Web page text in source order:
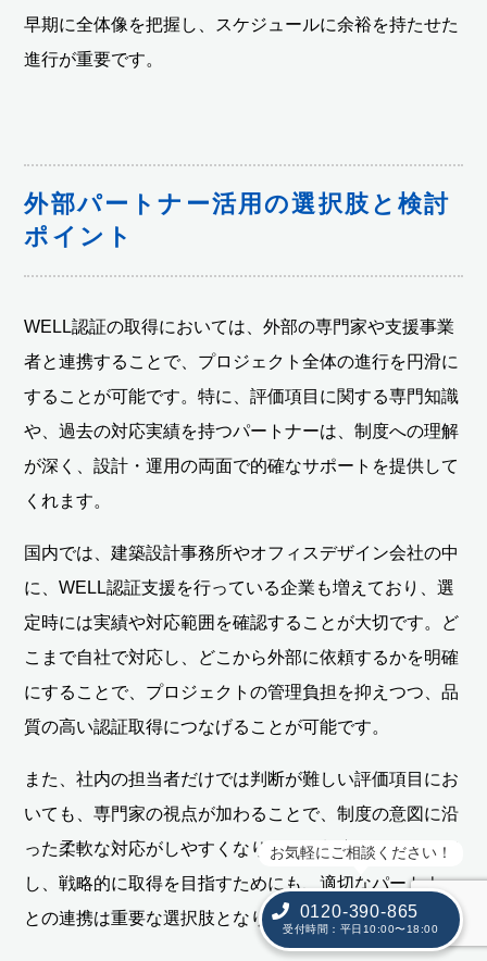
お気軽にご相談ください！
0120-390-865
受付時間：平日10:00〜18:00
早期に全体像を把握し、スケジュールに余裕を持たせた
進行が重要です。
外部パートナー活用の選択肢と検討
ポイント
WELL認証の取得においては、外部の専門家や支援事業
者と連携することで、プロジェクト全体の進行を円滑に
することが可能です。特に、評価項目に関する専門知識
や、過去の対応実績を持つパートナーは、制度への理解
が深く、設計・運用の両面で的確なサポートを提供して
くれます。
国内では、建築設計事務所やオフィスデザイン会社の中
に、WELL認証支援を行っている企業も増えており、選
定時には実績や対応範囲を確認することが大切です。ど
こまで自社で対応し、どこから外部に依頼するかを明確
にすることで、プロジェクトの管理負担を抑えつつ、品
質の高い認証取得につなげることが可能です。
また、社内の担当者だけでは判断が難しい評価項目にお
いても、専門家の視点が加わることで、制度の意図に沿
った柔軟な対応がしやすくなります。制度を正しく理解
し、戦略的に取得を目指すためにも、適切なパートナー
との連携は重要な選択肢となります。